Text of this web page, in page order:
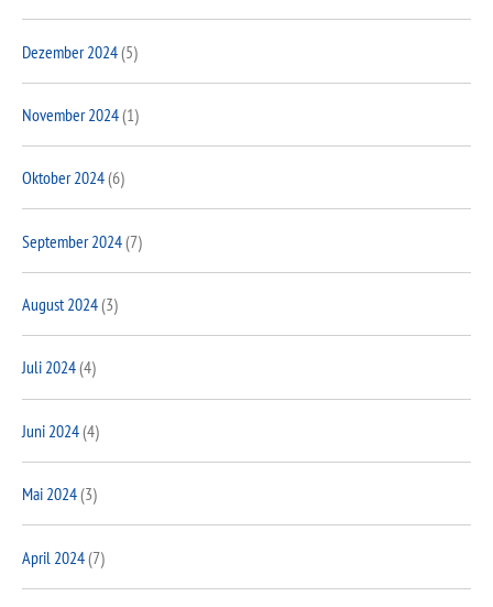
Dezember 2024(5)
November 2024(1)
Oktober 2024(6)
September 2024(7)
August 2024(3)
Juli 2024(4)
Juni 2024(4)
Mai 2024(3)
April 2024(7)